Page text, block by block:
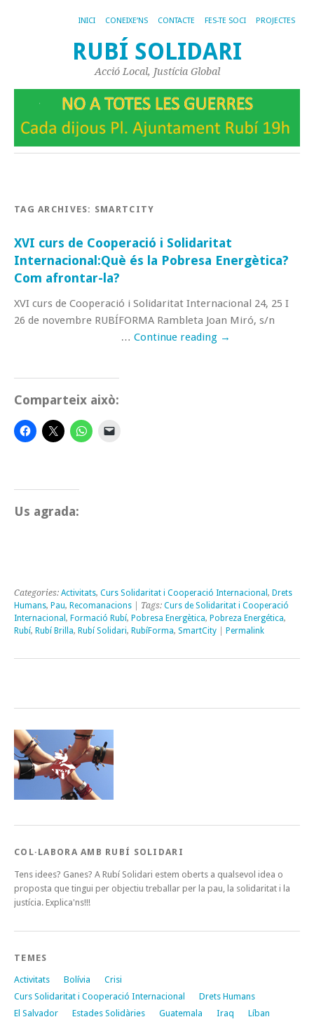
INICI CONEIXE’NS CONTACTE FES-TE SOCI PROJECTES
RUBÍ SOLIDARI
Acció Local, Justícia Global
TAG ARCHIVES: SMARTCITY
XVI curs de Cooperació i Solidaritat
Internacional:Què és la Pobresa Energètica?
Com afrontar-la?
XVI curs de Cooperació i Solidaritat Internacional 24, 25 I
26 de novembre RUBÍFORMA Rambleta Joan Miró, s/n
… Continue reading →
Comparteix això:
Us agrada:
Categories: Activitats, Curs Solidaritat i Cooperació Internacional , Drets
Humans, Pau, Recomanacions | Tags: Curs de Solidaritat i Cooperació
Internacional , Formació Rubí, Pobresa Energètica, Pobreza Energética,
Rubí, Rubí Brilla, Rubí Solidari, RubíForma, SmartCity Permalink
COL·LABORA AMB RUBÍ SOLIDARI
Tens idees? Ganes? A Rubí Solidari estem oberts a qualsevol idea o
proposta que tingui per objectiu treballar per la pau, la solidaritat i la
justícia. Explica'ns!!!
TEMES
Activitats Bolívia
Crisi
Curs Solidaritat i Cooperació Internacional
Drets Humans
El Salvador
Estades Solidàries Guatemala Iraq
Líban